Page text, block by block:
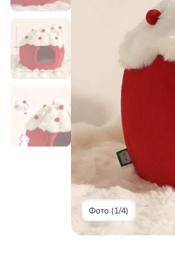
Фото (1/4)